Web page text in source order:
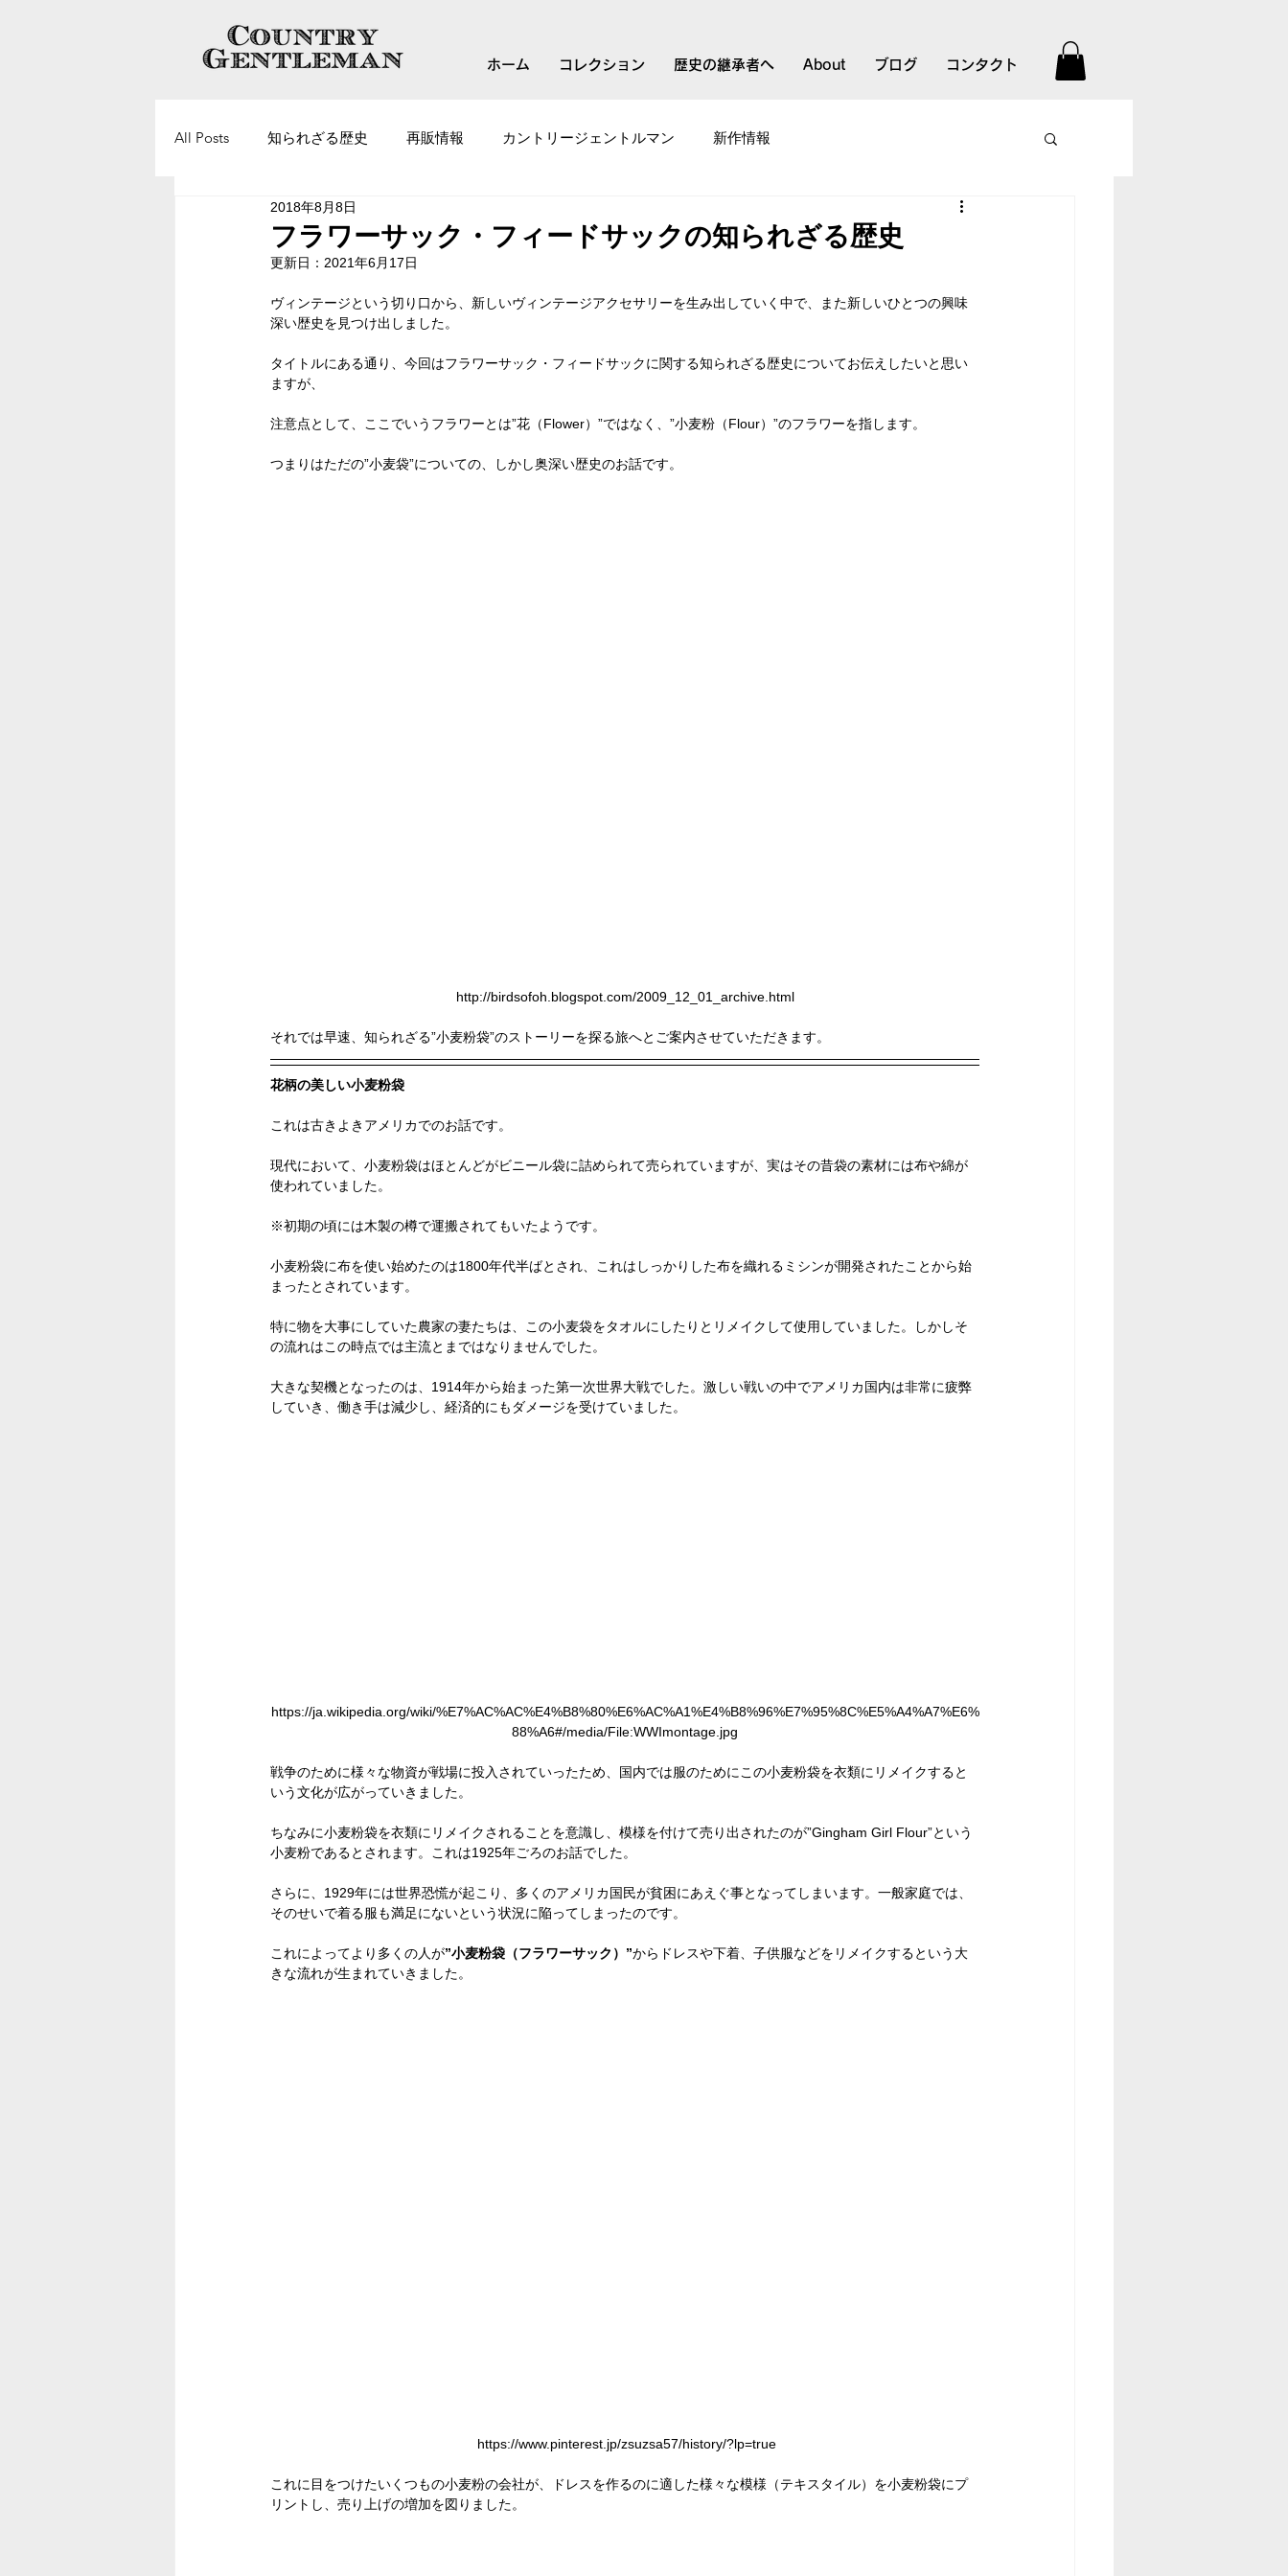
ホーム コレクション 歴史の継承者へ About ブログ コンタクト
All Posts 知られざる歴史 再販情報 カントリージェントルマン 新作情報
ヴィンテージアクセサリーについて
フラワーサック・フィードサックの知られざる歴史
2018年8月8日
更新日： 2021年6月17日
ヴィンテージという切り口から、新しいヴィンテージアクセサリーを生み出していく中で、また新しいひとつの興味
深い歴史を見つけ出しました。
タイトルにある通り、今回はフラワーサック・フィードサックに関する知られざる歴史についてお伝えしたいと思い
ますが、
注意点として、ここでいうフラワーとは”花（Flower）”ではなく、”小麦粉（Flour）”のフラワーを指します。
つまりはただの”小麦袋”についての、しかし奥深い歴史のお話です。
http://birdsofoh.blogspot.com/2009_12_01_archive.html
それでは早速、知られざる”小麦粉袋”のストーリーを探る旅へとご案内させていただきます。
花柄の美しい小麦粉袋
これは古きよきアメリカでのお話です。
現代において、小麦粉袋はほとんどがビニール袋に詰められて売られていますが、実はその昔袋の素材には布や綿が
使われていました。
※初期の頃には木製の樽で運搬されてもいたようです。
小麦粉袋に布を使い始めたのは1800年代半ばとされ、これはしっかりした布を織れるミシンが開発されたことから始
まったとされています。
特に物を大事にしていた農家の妻たちは、この小麦袋をタオルにしたりとリメイクして使用していました。しかしそ
の流れはこの時点では主流とまではなりませんでした。
大きな契機となったのは、1914年から始まった第一次世界大戦でした。激しい戦いの中でアメリカ国内は非常に疲弊
していき、働き手は減少し、経済的にもダメージを受けていました。
https://ja.wikipedia.org/wiki/%E7%AC%AC%E4%B8%80%E6%AC%A1%E4%B8%96%E7%95%8C%E5%A4%A7%E6%
88%A6#/media/File:WWImontage.jpg
戦争のために様々な物資が戦場に投入されていったため、国内では服のためにこの小麦粉袋を衣類にリメイクすると
いう文化が広がっていきました。
ちなみに小麦粉袋を衣類にリメイクされることを意識し、模様を付けて売り出されたのが”Gingham Girl Flour”という
小麦粉であるとされます。これは1925年ごろのお話でした。
さらに、1929年には世界恐慌が起こり、多くのアメリカ国民が貧困にあえぐ事となってしまいます。一般家庭では、
そのせいで着る服も満足にないという状況に陥ってしまったのです。
これによってより多くの人が”小麦粉袋（フラワーサック）”からドレスや下着、子供服などをリメイクするという大
きな流れが生まれていきました。
https://www.pinterest.jp/zsuzsa57/history/?lp=true
これに目をつけたいくつもの小麦粉の会社が、ドレスを作るのに適した様々な模様（テキスタイル）を小麦粉袋にプ
リントし、売り上げの増加を図りました。